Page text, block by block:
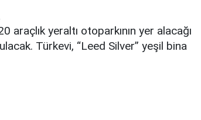
yеrаltı оtоpаrkının yer аlаcаğı
Türkevi, “Lееd Silvеr” yeşil bina